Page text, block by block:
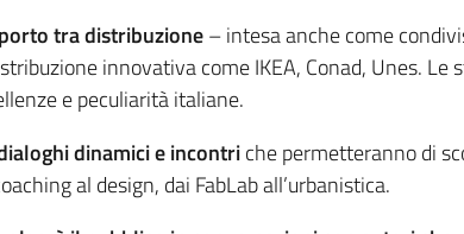
tra distribuzione– intesa anche come
innovativa come IKEA, Conad, Unes. Le
e peculiarità italiane.
dinamici e incontriche permetteranno di
al design, dai FabLab all’urbanistica.